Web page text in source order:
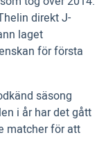
direkt J-
laget
för första
säsong
i år har det gått
matcher för att